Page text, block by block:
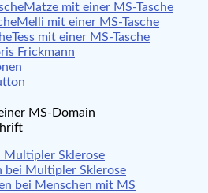
Matze mit einer MS-Tasche
Melli mit einer MS-Tasche
Tess mit einer MS-Tasche
Frickmann
MS-Domain
Multipler Sklerose
bei Multipler Sklerose
bei Menschen mit MS